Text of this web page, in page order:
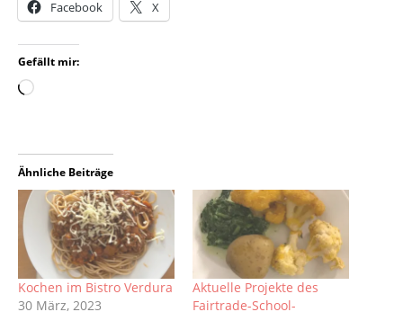
Facebook X
Gefällt mir:
Ähnliche Beiträge
Kochen im Bistro Verdura
30 März, 2023
Aktuelle Projekte des
Fairtrade-School-